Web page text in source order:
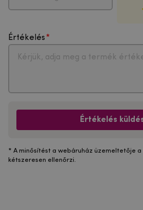
Értékelés
Értékelés
* A minősítést a webáruház üzemeltetője
kétszeresen ellenőrzi.